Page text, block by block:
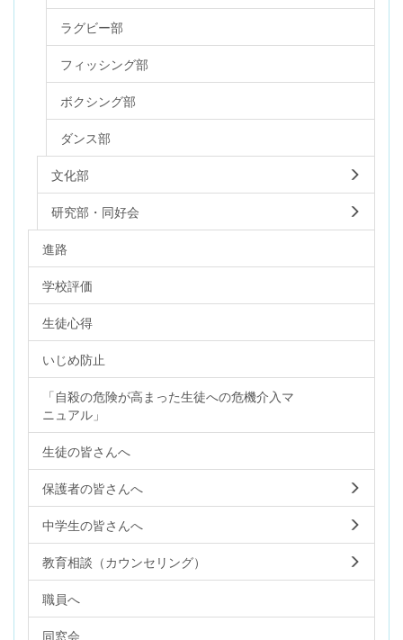
ラグビー部
フィッシング部
ボクシング部
ダンス部
文化部
研究部・同好会
進路
学校評価
生徒心得
いじめ防止
「自殺の危険が高まった生徒への危機介入マ
ニュアル」
生徒の皆さんへ
保護者の皆さんへ
中学生の皆さんへ
教育相談（カウンセリング）
職員へ
同窓会